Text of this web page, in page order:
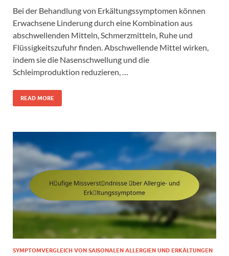
Bei der Behandlung von Erkältungssymptomen können
Erwachsene Linderung durch eine Kombination aus
abschwellenden Mitteln, Schmerzmitteln, Ruhe und
Flüssigkeitszufuhr finden. Abschwellende Mittel wirken,
indem sie die Nasenschwellung und die
Schleimproduktion reduzieren, …
READ MORE
SYMPTOMVERGLEICH VON SAISONALEN ALLERGIEN UND ERKÄLTUNGEN